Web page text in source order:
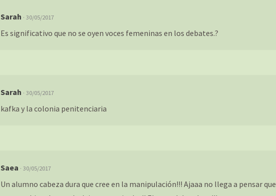
Sarah · 30/05/2017
Es significativo que no se oyen voces femeninas en los debates.?
Sarah · 30/05/2017
kafka y la colonia penitenciaria
Saea · 30/05/2017
Un alumno cabeza dura que cree en la manipulación!!! Ajaaa no llega a pensar que